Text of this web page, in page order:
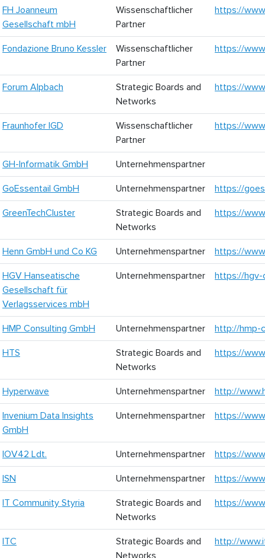
FH Joanneum
Gesellschaft mbH
Wissenschaftlicher
Partner
https://
Fondazione Bruno Kessler
Wissenschaftlicher
Partner
https://
Forum Alpbach
Strategic Boards and
Networks
https://
Fraunhofer IGD
Wissenschaftlicher
Partner
https://
GH-Informatik GmbH Unternehmenspartner
GoEssentail GmbH Unternehmenspartner https://
GreenTechCluster
Strategic Boards and
Networks
https://
Henn GmbH und Co KG Unternehmenspartner https://
HGV Hanseatische
Gesellschaft für
Verlagsservices mbH
Unternehmenspartner https://hgv-
HMP Consulting GmbH Unternehmenspartner http://hmp-
HTS
Strategic Boards and
Networks
https://
Hyperwave Unternehmenspartner http://
Invenium Data Insights
GmbH
Unternehmenspartner https://
IOV42 Ldt. Unternehmenspartner https://
ISN Unternehmenspartner https://
IT Community Styria
Strategic Boards and
Networks
https://
ITC
Strategic Boards and
Networks
http://